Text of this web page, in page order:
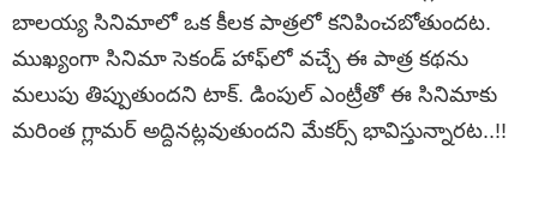
బాలయ్య సినిమాలో ఒక కీలక పాత్రలో కనిపించబోతుందట.
ముఖ్యంగా సినిమా సెకండ్ హాఫ్‌లో వచ్చే ఈ పాత్ర కథను
మలుపు తిప్పుతుందని టాక్. డింపుల్ ఎంట్రీతో ఈ సినిమాకు
మరింత గ్లామర్ అద్దినట్లవుతుందని మేకర్స్ భావిస్తున్నారట..!!